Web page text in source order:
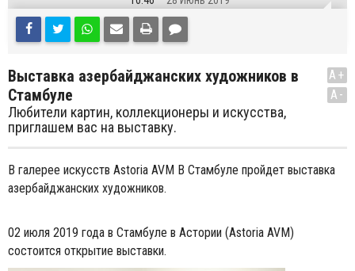
Выставка азербайджанских художников в
Стамбуле
Любители картин, коллекционеры и искусства,
приглашем вас на выставку.
A+
A-
В галерее искусств Astoria AVM В Стамбуле пройдет выставка
азербайджанских художников.
02 июля 2019 года в Стамбуле в Астории (Astoria AVM)
состоится открытие выставки.